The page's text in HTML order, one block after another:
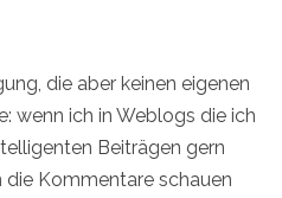
die aber keinen eigenen
wenn ich in Weblogs die ich
Beiträgen gern
Kommentare schauen